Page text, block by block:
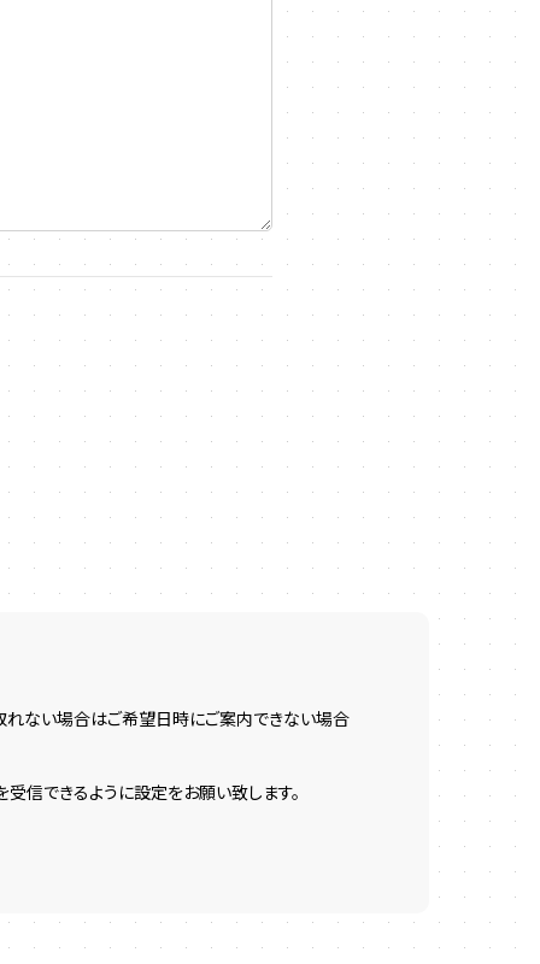
れない場合はご希望日時にご案内できない場合
信できるように設定をお願い致します。